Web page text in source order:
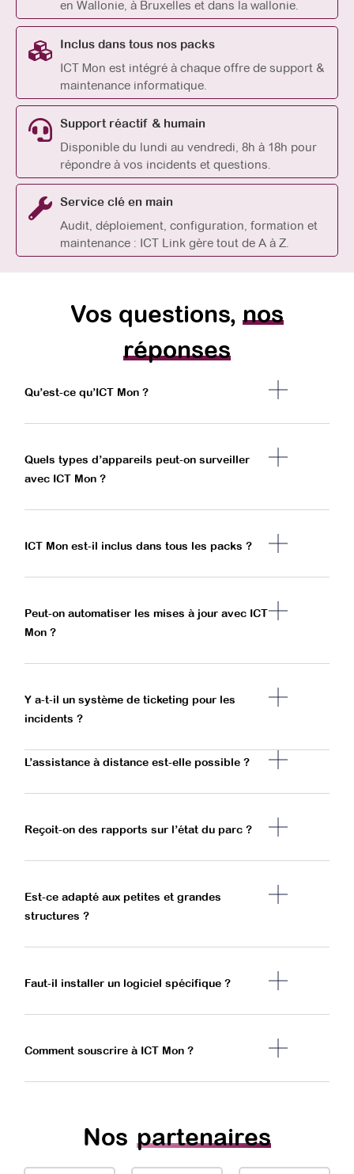
en Wallonie, à Bruxelles et dans la wallonie.
Inclus dans tous nos packs
ICT Mon est intégré à chaque offre de support &
maintenance informatique.
Support réactif & humain
Disponible du lundi au vendredi, 8h à 18h pour
répondre à vos incidents et questions.
Service clé en main
Audit, déploiement, configuration, formation et
maintenance : ICT Link gère tout de A à Z.
Vos questions, nos
réponses
Qu’est-ce qu’ICT Mon ?
Quels types d’appareils peut-on surveiller
avec ICT Mon ?
ICT Mon est-il inclus dans tous les packs ?
Peut-on automatiser les mises à jour avec ICT
Mon ?
Y a-t-il un système de ticketing pour les
incidents ?
L’assistance à distance est-elle possible ?
Reçoit-on des rapports sur l’état du parc ?
Est-ce adapté aux petites et grandes
structures ?
Faut-il installer un logiciel spécifique ?
Comment souscrire à ICT Mon ?
Nos partenaires